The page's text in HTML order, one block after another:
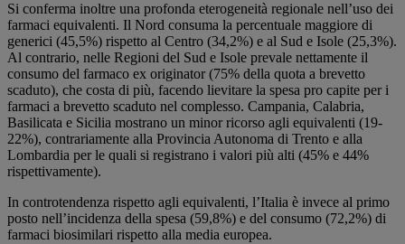
Si conferma inoltre una profonda eterogeneità regionale nell’uso dei
farmaci equivalenti. Il Nord consuma la percentuale maggiore di
generici (45,5%) rispetto al Centro (34,2%) e al Sud e Isole (25,3%).
Al contrario, nelle Regioni del Sud e Isole prevale nettamente il
consumo del farmaco ex originator (75% della quota a brevetto
scaduto), che costa di più, facendo lievitare la spesa pro capite per i
farmaci a brevetto scaduto nel complesso. Campania, Calabria,
Basilicata e Sicilia mostrano un minor ricorso agli equivalenti (19-
22%), contrariamente alla Provincia Autonoma di Trento e alla
Lombardia per le quali si registrano i valori più alti (45% e 44%
rispettivamente).
In controtendenza rispetto agli equivalenti, l’Italia è invece al primo
posto nell’incidenza della spesa (59,8%) e del consumo (72,2%) di
farmaci biosimilari rispetto alla media europea.